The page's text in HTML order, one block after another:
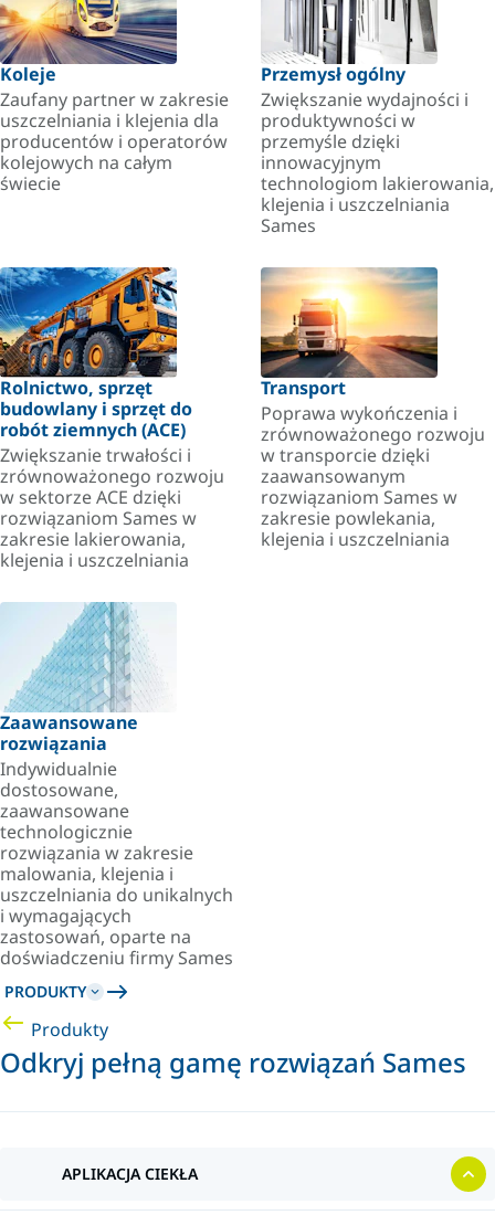
Koleje
Zaufany partner w zakresie
uszczelniania i klejenia dla
producentów i operatorów
kolejowych na całym
świecie
Przemysł ogólny
Zwiększanie wydajności i
produktywności w
przemyśle dzięki
innowacyjnym
technologiom lakierowania,
klejenia i uszczelniania
Sames
Rolnictwo, sprzęt
budowlany i sprzęt do
robót ziemnych (ACE)
Zwiększanie trwałości i
zrównoważonego rozwoju
w sektorze ACE dzięki
rozwiązaniom Sames w
zakresie lakierowania,
klejenia i uszczelniania
Transport
Poprawa wykończenia i
zrównoważonego rozwoju
w transporcie dzięki
zaawansowanym
rozwiązaniom Sames w
zakresie powlekania,
klejenia i uszczelniania
Zaawansowane
rozwiązania
Indywidualnie
dostosowane,
zaawansowane
technologicznie
rozwiązania w zakresie
malowania, klejenia i
uszczelniania do unikalnych
i wymagających
zastosowań, oparte na
doświadczeniu firmy Sames
PRODUKTY
Produkty
Odkryj pełną gamę rozwiązań Sames
APLIKACJA CIEKŁA